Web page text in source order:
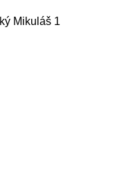
Mikuláš 1